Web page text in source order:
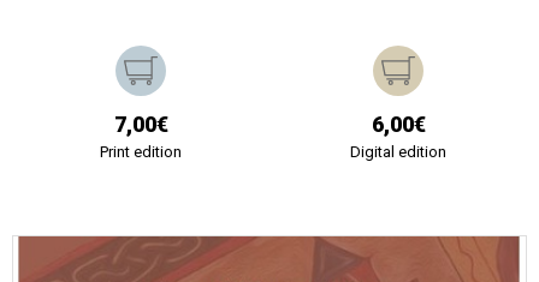
7,00€
Print edition
6,00€
Digital edition